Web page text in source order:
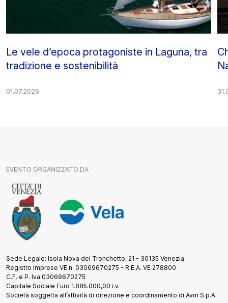
Le vele d’epoca protagoniste in Laguna, tra
tradizione e sostenibilità
01.07.2026
EVENTO ORGANIZZATO DA
Sede Legale: Isola Nova del Tronchetto, 21 - 30135 Venezia
Registro Imprese VE n. 03069670275 - R.E.A. VE 278800
C.F. e P. Iva 03069670275
Capitale Sociale Euro 1.885.000,00 i.v.
Società soggetta all’attività di direzione e coordinamento di Avm S.p.A.